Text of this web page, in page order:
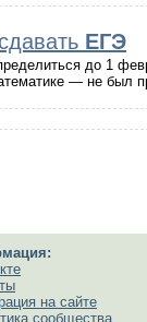
ЕГЭ
до 1
— не был
на сайте
сообщества